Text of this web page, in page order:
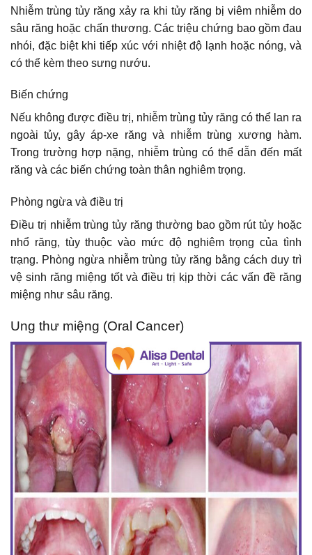
Nhiễm trùng tủy răng xảy ra khi tủy răng bị viêm nhiễm do
sâu răng hoặc chấn thương. Các triệu chứng bao gồm đau
nhói, đặc biệt khi tiếp xúc với nhiệt độ lạnh hoặc nóng, và
có thể kèm theo sưng nướu.
Biến chứng
Nếu không được điều trị, nhiễm trùng tủy răng có thể lan ra
ngoài tủy, gây áp-xe răng và nhiễm trùng xương hàm.
Trong trường hợp nặng, nhiễm trùng có thể dẫn đến mất
răng và các biến chứng toàn thân nghiêm trọng.
Phòng ngừa và điều trị
Điều trị nhiễm trùng tủy răng thường bao gồm rút tủy hoặc
nhổ răng, tùy thuộc vào mức độ nghiêm trọng của tình
trạng. Phòng ngừa nhiễm trùng tủy răng bằng cách duy trì
vệ sinh răng miệng tốt và điều trị kịp thời các vấn đề răng
miệng như sâu răng.
Ung thư miệng (Oral Cancer)